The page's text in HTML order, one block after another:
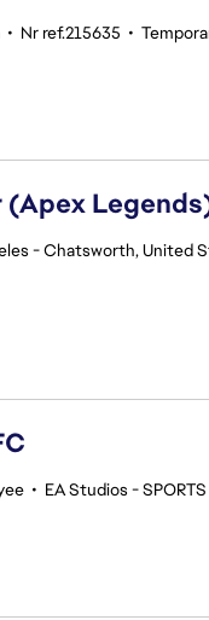
• Nr ref.215635 •
- Chatsworth, United
• EA Studios - SPORTS